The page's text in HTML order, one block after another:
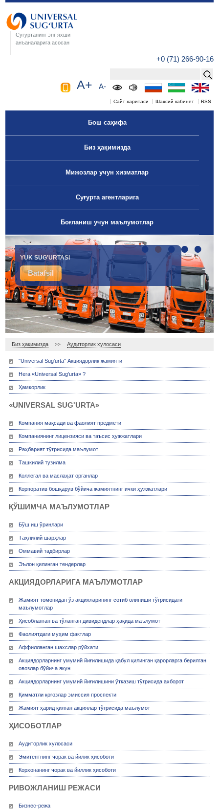
Суғуртанинг энг яхши
анъаналарига асосан
+0 (71) 266-90-16
A+ A-
Сайт харитаси Шахсий кабинет RSS
Бош саҳифа
Биз ҳақимизда
Мижозлар учун хизматлар
Суғурта агентларига
Боғланиш учун маълумотлар
IXTIYORIY TIBBIY SUG'URTA
Batafsil
YUK SUG'URTASI
Batafsil
•••••
Биз ҳақимизда >> Аудиторлик хулосаси
"Universal Sug'urta" Акциядорлик жамияти
Нега «Universal Sug'urta» ?
Ҳамкорлик
«UNIVERSAL SUG'URTA»
Компания мақсади ва фаолият предмети
Компаниянинг лицензияси ва таъсис ҳужжатлари
Раҳбарият тўғрисида маълумот
Ташкилий тузилма
Коллегал ва маслаҳат органлар
Корпоратив бошқарув бўйича жамиятнинг ички ҳужжатлари
ҚЎШИМЧА МАЪЛУМОТЛАР
Бўш иш ўринлари
Таҳлилий шарҳлар
Оммавий тадбирлар
Эълон қилинган тендерлар
АКЦИЯДОРЛАРИГА МАЪЛУМОТЛАР
Жамият томонидан ўз акцияларининг сотиб олиниши тўғрисидаги
маълумотлар
Ҳисобланган ва тўланган дивидендлар ҳақида маълумот
Фаолиятдаги муҳим фактлар
Аффилланган шахслар рўйхати
Акциядорларнинг умумий йиғилишида қабул қилинган қарорларга берилган
овозлар бўйича якун
Акциядорларнинг умумий йиғилишини ўтказиш тўғрисида ахборот
Қимматли қоғозлар эмиссия проспекти
Жамият ҳарид қилган акциялар тўғрисида маълумот
ҲИСОБОТЛАР
Аудиторлик хулосаси
Эмитентнинг чорак ва йилик ҳисоботи
Корхонанинг чорак ва йиллик ҳисоботи
РИВОЖЛАНИШ РЕЖАСИ
Бизнес-режа